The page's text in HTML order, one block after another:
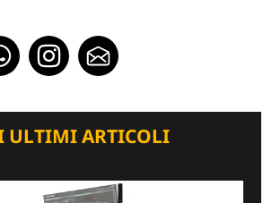
ULTIMI ARTICOLI